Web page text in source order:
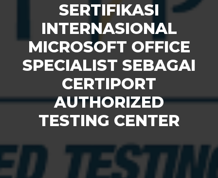
SERTIFIKASI
INTERNASIONAL
MICROSOFT OFFICE
SPECIALIST SEBAGAI
CERTIPORT
AUTHORIZED
TESTING CENTER